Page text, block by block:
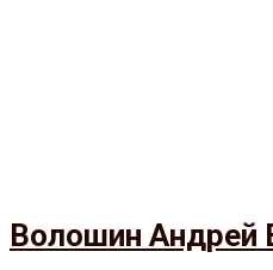
Волошин Андрей